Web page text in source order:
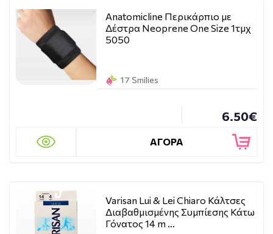
Anatomicline Περικάρπιο με
Δέστρα Neoprene One Size 1τμχ
5050
17 Smilies
6.50€
ΑΓΟΡΑ
Varisan Lui & Lei Chiaro Κάλτσες
Διαβαθμισμένης Συμπίεσης Κάτω
Γόνατος 14 m …